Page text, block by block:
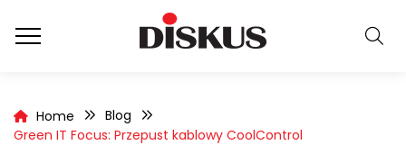
Home
Blog
Green IT Focus: Przepust kablowy CoolControl